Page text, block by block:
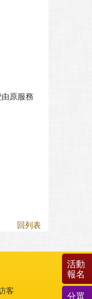
原服務
回列表
客
活動
報名
分眾